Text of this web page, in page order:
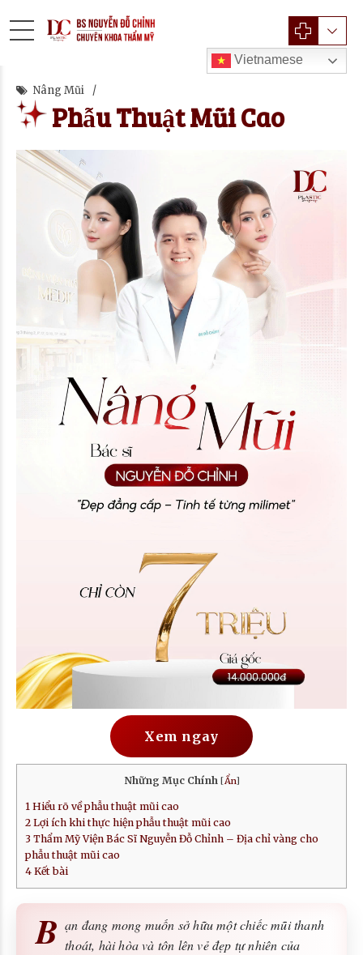
Vietnamese
Nâng Mũi
Phẫu Thuật Mũi Cao
Xem ngay
Những Mục Chính [Ẩn]
1 Hiểu rõ về phẫu thuật mũi cao
2 Lợi ích khi thực hiện phẫu thuật mũi cao
3 Thẩm Mỹ Viện Bác Sĩ Nguyễn Đỗ Chỉnh – Địa chỉ vàng cho
phẫu thuật mũi cao
4 Kết bài
B ạn đang mong muốn sở hữu một chiếc mũi thanh
thoát, hài hòa và tôn lên vẻ đẹp tự nhiên của